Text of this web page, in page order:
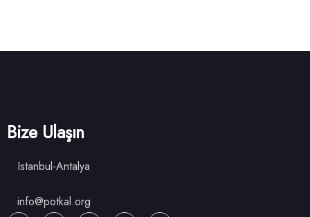
Bize Ulaşın
Istanbul-Antalya
info@potkal.org